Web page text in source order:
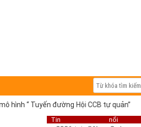
Hội CCB tự quản” Xã Nam
Tin nổi